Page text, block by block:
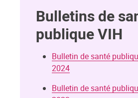
Bulletins de
publique VIH
Bulletin de santé
2024
Bulletin de santé